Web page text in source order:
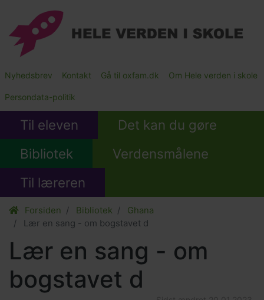
hovedindhold
Main
Submenu
Nyhedsbrev Kontakt Gå til oxfam.dk Om Hele verden i skole
Persondata-politik
Til eleven
Det kan du gøre
Bibliotek
Verdensmålene
Til læreren
Forsiden Bibliotek
Ghana
Lær en sang - om bogstavet d
Lær en sang - om
bogstavet d